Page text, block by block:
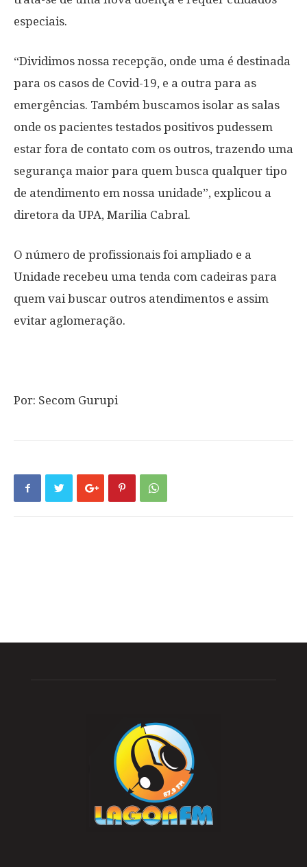
especiais.
“Dividimos nossa recepção, onde uma é destinada
para os casos de Covid-19, e a outra para as
emergências. Também buscamos isolar as salas
onde os pacientes testados positivos pudessem
estar fora de contato com os outros, trazendo uma
segurança maior para quem busca qualquer tipo
de atendimento em nossa unidade”, explicou a
diretora da UPA, Marilia Cabral.
O número de profissionais foi ampliado e a
Unidade recebeu uma tenda com cadeiras para
quem vai buscar outros atendimentos e assim
evitar aglomeração.
Por: Secom Gurupi